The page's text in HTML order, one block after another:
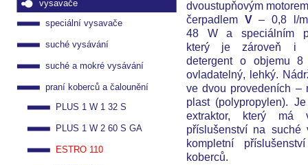
dvoustupňovým
čerpadlem V– 0,8 l/
48 W a speciálním
který je zároveň i
detergent o objemu
ovladatelný, lehký.
ve dvou provedeních –
plast (polypropylen).
extraktor, který má
příslušenství na suché
kompletní
koberců.
vysavače
speciální vysavače
suché vysávání
suché a mokré vysávání
praní koberců a čalounění
PLUS 1 W 1 32 S
PLUS 1 W 2 60 S GA
ESTRO 110